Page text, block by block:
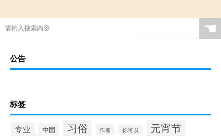
☚
公告
标签
专业 中国 习俗 作者 你可以 元宵节